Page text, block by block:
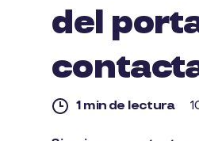
del
1 min de lectura